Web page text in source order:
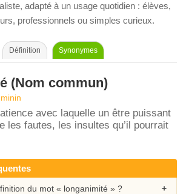
adapté à un usage quotidien : élèves,
professionnels ou simples curieux.
Définition Synonymes
(Nom commun)
avec laquelle un être puissant
les fautes, les insultes qu’il pourrait
du mot « longanimité » ?